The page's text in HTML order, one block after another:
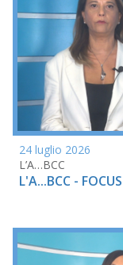
24 luglio 2026
L’A…BCC
L'A...BCC -